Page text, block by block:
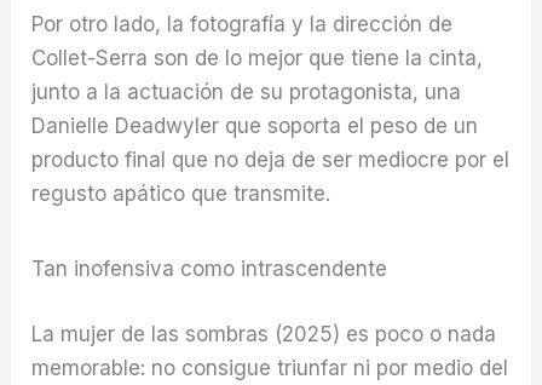
Por otro lado, la fotografía y la dirección de
Collet-Serra son de lo mejor que tiene la cinta,
junto a la actuación de su protagonista, una
Danielle Deadwyler que soporta el peso de un
producto final que no deja de ser mediocre por el
regusto apático que transmite.
Tan inofensiva como intrascendente
La mujer de las sombras (2025) es poco o nada
memorable: no consigue triunfar ni por medio del